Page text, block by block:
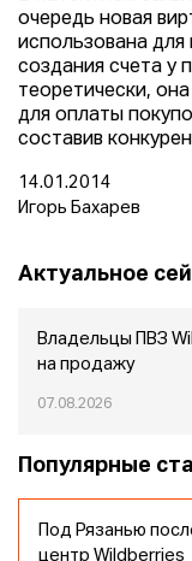
очередь новая
использована для
создания счета у
теоретически,
для оплаты
составив
14.01.2014
Игорь Бахарев
Актуальное
Владельцы ПВЗ
на продажу
07.08.2026
Популярные
Под Рязанью
центр Wildberries